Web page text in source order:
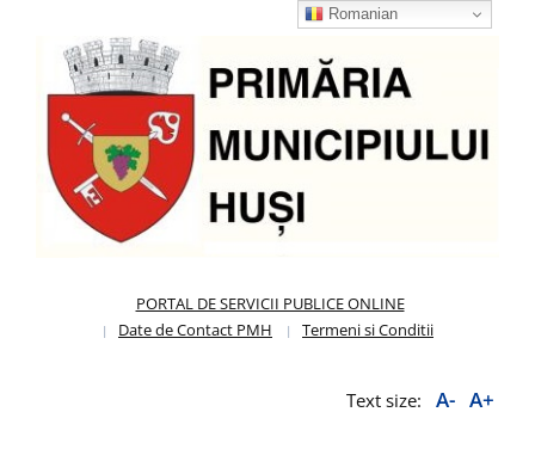
PORTAL DE SERVICII PUBLICE ONLINE
Date de Contact PMH
Termeni si Conditii
Text size: A- A+
Romanian